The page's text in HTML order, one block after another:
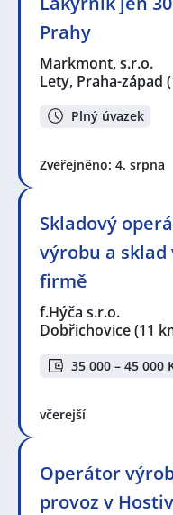
Prahy
Markmont, s.r.o.
Lety, Praha-západ
Plný úvazek
Zveřejněno: 4. srpna
Skladový
výrobu a
firmě
f.Hýča s.r.o.
Dobřichovice(11
35 000 – 45 000
včerejší
Operátor
provoz v